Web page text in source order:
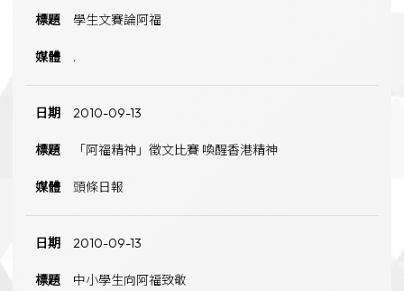
學生文賽論阿福
.
2010-09-13
「阿福精神」徵文比賽 喚醒香港精神
頭條日報
2010-09-13
中小學生向阿福致敬